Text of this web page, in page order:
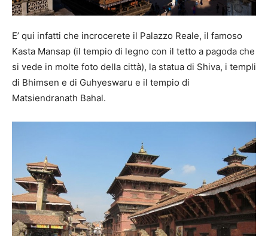
E’ qui infatti che incrocerete il Palazzo Reale, il famoso
Kasta Mansap (il tempio di legno con il tetto a pagoda che
si vede in molte foto della città), la statua di Shiva, i templi
di Bhimsen e di Guhyeswaru e il tempio di
Matsiendranath Bahal.